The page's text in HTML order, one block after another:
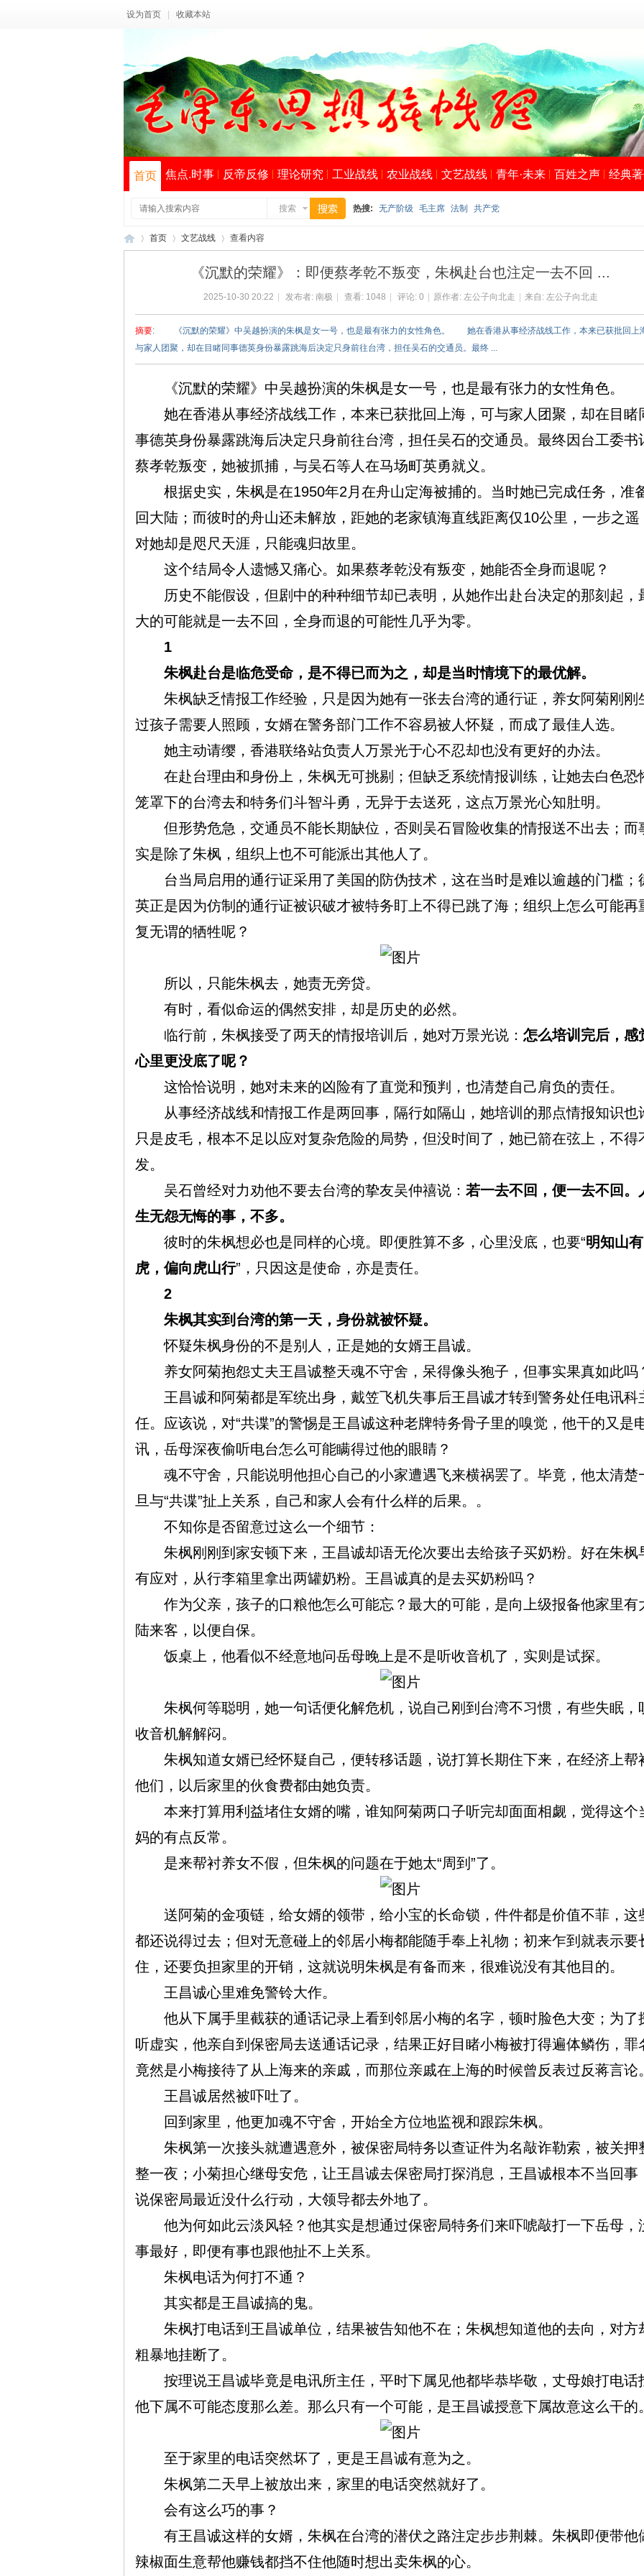
设为首页 收藏本站
首页 焦点.时事 反帝反修 理论研究 工业战线 农业战线 文艺战线 青年·未来 百姓之声 经典
搜索 热搜: 无产阶级 毛主席 法制 共产党
首页 文艺战线
›
查看内容
《沉默的荣耀》：即便蔡孝乾不叛变，朱枫赴台也注定一去不回 ...
2025-10-30 20:22 发布者: 南极 查看: 1048 评论: 0 原作者: 左公子向北走 来自: 左公子向北走
摘要: 《沉默的荣耀》中吴越扮演的朱枫是女一号，也是最有张力的女性角色。 她在香港从事经济战线工作，本来已获批回上
与家人团聚，却在目睹同事德英身份暴露跳海后决定只身前往台湾，担任吴石的交通员。最终 ...
《沉默的荣耀》中吴越扮演的朱枫是女一号，也是最有张力的女性角色。
她在香港从事经济战线工作，本来已获批回上海，可与家人团聚，却在目睹
事德英身份暴露跳海后决定只身前往台湾，担任吴石的交通员。最终因台工委书
蔡孝乾叛变，她被抓捕，与吴石等人在马场町英勇就义。
根据史实，朱枫是在1950年2月在舟山定海被捕的。当时她已完成任务，准
回大陆；而彼时的舟山还未解放，距她的老家镇海直线距离仅10公里，一步之遥
对她却是咫尺天涯，只能魂归故里。
这个结局令人遗憾又痛心。如果蔡孝乾没有叛变，她能否全身而退呢？
历史不能假设，但剧中的种种细节却已表明，从她作出赴台决定的那刻起，
大的可能就是一去不回，全身而退的可能性几乎为零。
1
朱枫赴台是临危受命，是不得已而为之，却是当时情境下的最优解。
朱枫缺乏情报工作经验，只是因为她有一张去台湾的通行证，养女阿菊刚刚
过孩子需要人照顾，女婿在警务部门工作不容易被人怀疑，而成了最佳人选。
她主动请缨，香港联络站负责人万景光于心不忍却也没有更好的办法。
在赴台理由和身份上，朱枫无可挑剔；但缺乏系统情报训练，让她去白色恐
笼罩下的台湾去和特务们斗智斗勇，无异于去送死，这点万景光心知肚明。
但形势危急，交通员不能长期缺位，否则吴石冒险收集的情报送不出去；而
实是除了朱枫，组织上也不可能派出其他人了。
台当局启用的通行证采用了美国的防伪技术，这在当时是难以逾越的门槛；
英正是因为仿制的通行证被识破才被特务盯上不得已跳了海；组织上怎么可能再
复无谓的牺牲呢？
所以，只能朱枫去，她责无旁贷。
有时，看似命运的偶然安排，却是历史的必然。
临行前，朱枫接受了两天的情报培训后，她对万景光说： 怎么培训完后，感
心里更没底了呢？
这恰恰说明，她对未来的凶险有了直觉和预判，也清楚自己肩负的责任。
从事经济战线和情报工作是两回事，隔行如隔山，她培训的那点情报知识也
只是皮毛，根本不足以应对复杂危险的局势，但没时间了，她已箭在弦上，不得
发。
吴石曾经对力劝他不要去台湾的挚友吴仲禧说： 若一去不回，便一去不回。
生无怨无悔的事，不多。
彼时的朱枫想必也是同样的心境。即便胜算不多，心里没底，也要“明知山有
虎，偏向虎山行”，只因这是使命，亦是责任。
2
朱枫其实到台湾的第一天，身份就被怀疑。
怀疑朱枫身份的不是别人，正是她的女婿王昌诚。
养女阿菊抱怨丈夫王昌诚整天魂不守舍，呆得像头狍子，但事实果真如此吗
王昌诚和阿菊都是军统出身，戴笠飞机失事后王昌诚才转到警务处任电讯科
任。应该说，对“共谍”的警惕是王昌诚这种老牌特务骨子里的嗅觉，他干的又是
讯，岳母深夜偷听电台怎么可能瞒得过他的眼睛？
魂不守舍，只能说明他担心自己的小家遭遇飞来横祸罢了。毕竟，他太清楚
旦与“共谍”扯上关系，自己和家人会有什么样的后果。。
不知你是否留意过这么一个细节：
朱枫刚刚到家安顿下来，王昌诚却语无伦次要出去给孩子买奶粉。好在朱枫
有应对，从行李箱里拿出两罐奶粉。王昌诚真的是去买奶粉吗？
作为父亲，孩子的口粮他怎么可能忘？最大的可能，是向上级报备他家里有
陆来客，以便自保。
饭桌上，他看似不经意地问岳母晚上是不是听收音机了，实则是试探。
朱枫何等聪明，她一句话便化解危机，说自己刚到台湾不习惯，有些失眠，
收音机解解闷。
朱枫知道女婿已经怀疑自己，便转移话题，说打算长期住下来，在经济上帮
他们，以后家里的伙食费都由她负责。
本来打算用利益堵住女婿的嘴，谁知阿菊两口子听完却面面相觑，觉得这个
妈的有点反常。
是来帮衬养女不假，但朱枫的问题在于她太“周到”了。
送阿菊的金项链，给女婿的领带，给小宝的长命锁，件件都是价值不菲，这
都还说得过去；但对无意碰上的邻居小梅都能随手奉上礼物；初来乍到就表示要
住，还要负担家里的开销，这就说明朱枫是有备而来，很难说没有其他目的。
王昌诚心里难免警铃大作。
他从下属手里截获的通话记录上看到邻居小梅的名字，顿时脸色大变；为了
听虚实，他亲自到保密局去送通话记录，结果正好目睹小梅被打得遍体鳞伤，罪
竟然是小梅接待了从上海来的亲戚，而那位亲戚在上海的时候曾反表过反蒋言论。
王昌诚居然被吓吐了。
回到家里，他更加魂不守舍，开始全方位地监视和跟踪朱枫。
朱枫第一次接头就遭遇意外，被保密局特务以查证件为名敲诈勒索，被关押
整一夜；小菊担心继母安危，让王昌诚去保密局打探消息，王昌诚根本不当回事
说保密局最近没什么行动，大领导都去外地了。
他为何如此云淡风轻？他其实是想通过保密局特务们来吓唬敲打一下岳母，
事最好，即便有事也跟他扯不上关系。
朱枫电话为何打不通？
其实都是王昌诚搞的鬼。
朱枫打电话到王昌诚单位，结果被告知他不在；朱枫想知道他的去向，对方
粗暴地挂断了。
按理说王昌诚毕竟是电讯所主任，平时下属见他都毕恭毕敬，丈母娘打电话
他下属不可能态度那么差。那么只有一个可能，是王昌诚授意下属故意这么干的。
至于家里的电话突然坏了，更是王昌诚有意为之。
朱枫第二天早上被放出来，家里的电话突然就好了。
会有这么巧的事？
有王昌诚这样的女婿，朱枫在台湾的潜伏之路注定步步荆棘。朱枫即便带他
辣椒面生意帮他赚钱都挡不住他随时想出卖朱枫的心。